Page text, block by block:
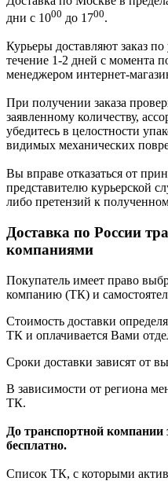
дни с 1000 до 1700.
Курьеры доставляют заказ
течение 1-2 дней с момента
менеджером интернет-
При получении заказа
заявленному количеству,
убедитесь в целостности
видимых механических
Вы вправе отказаться от
представителю курьерской
либо претензий к
Доставка по России
компаниями
Покупатель имеет право
компанию (ТК) и
Стоимость доставки
ТК и оплачивается Вами
Сроки доставки зависят от
В зависимости от региона
ТК.
До транспортной компании
бесплатно.
Список ТК, с которыми